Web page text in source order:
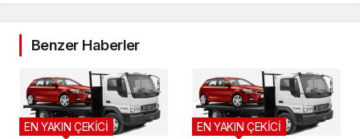
Benzer Haberler
EN YAKIN ÇEKİCİ EN YAKIN ÇEKİCİ